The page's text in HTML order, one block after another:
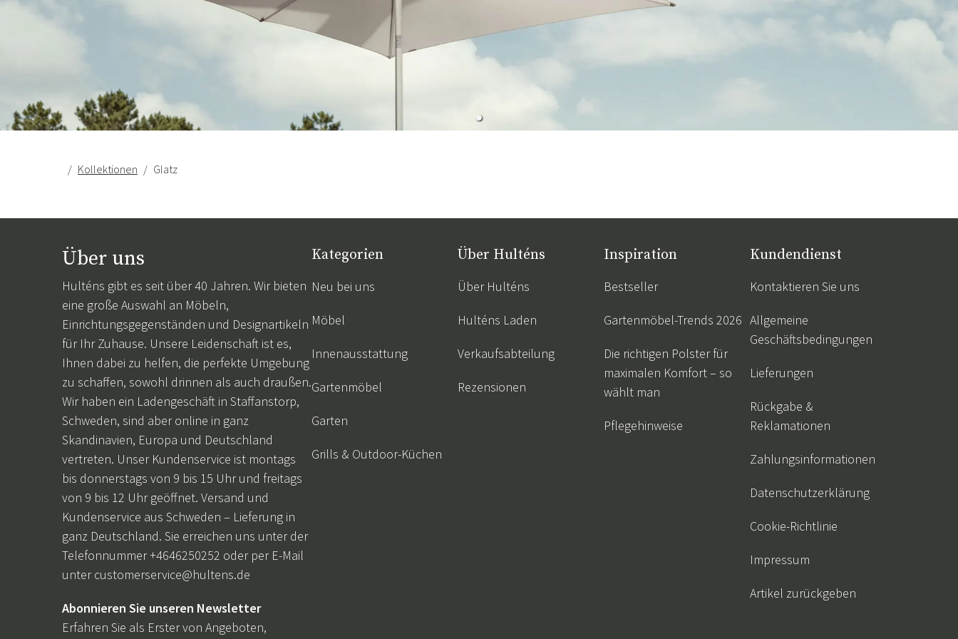
Kollektionen Glatz
Über uns
Hulténs gibt es seit über 40 Jahren. Wir bieten
eine große Auswahl an Möbeln,
Einrichtungsgegenständen und Designartikeln
für Ihr Zuhause. Unsere Leidenschaft ist es,
Ihnen dabei zu helfen, die perfekte Umgebung
zu schaffen, sowohl drinnen als auch draußen.
Wir haben ein Ladengeschäft in Staffanstorp,
Schweden, sind aber online in ganz
Skandinavien, Europa und Deutschland
vertreten. Unser Kundenservice ist montags
bis donnerstags von 9 bis 15 Uhr und freitags
von 9 bis 12 Uhr geöffnet. Versand und
Kundenservice aus Schweden – Lieferung in
ganz Deutschland. Sie erreichen uns unter der
Telefonnummer +4646250252 oder per E-Mail
untercustomerservice@hultens.de
Abonnieren Sie unseren Newsletter
Erfahren Sie als Erster von Angeboten,
Kategorien
Neu bei uns
Möbel
Innenausstattung
Gartenmöbel
Garten
Grills & Outdoor-Küchen
Über Hulténs
Über Hulténs
Hulténs Laden
Verkaufsabteilung
Rezensionen
Inspiration
Bestseller
Gartenmöbel-Trends 2026
Die richtigen Polster für
maximalen Komfort – so
wählt man
Pflegehinweise
Kundendienst
Kontaktieren Sie uns
Allgemeine
Geschäftsbedingungen
Lieferungen
Rückgabe &
Reklamationen
Zahlungsinformationen
Datenschutzerklärung
Cookie-Richtlinie
Impressum
Artikel zurückgeben